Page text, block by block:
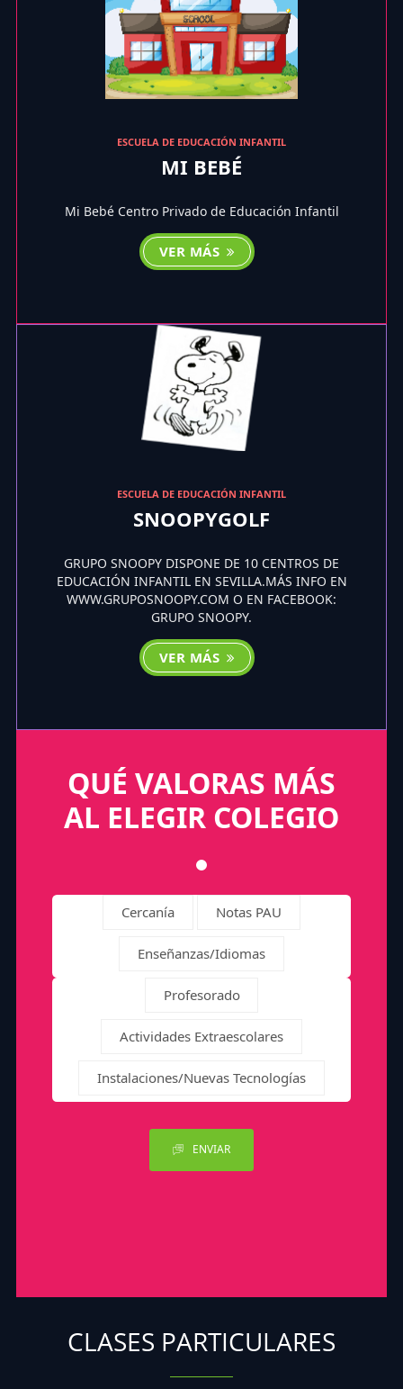
ESCUELA DE EDUCACIÓN INFANTIL
MI BEBÉ
Mi Bebé Centro Privado de Educación Infantil
VER MÁS
ESCUELA DE EDUCACIÓN INFANTIL
SNOOPYGOLF
GRUPO SNOOPY DISPONE DE 10 CENTROS DE
EDUCACIÓN INFANTIL EN SEVILLA.MÁS INFO EN
WWW.GRUPOSNOOPY.COM O EN FACEBOOK:
GRUPO SNOOPY.
VER MÁS
QUÉ VALORAS MÁS
AL ELEGIR COLEGIO
Cercanía Notas PAU
Enseñanzas/Idiomas
Profesorado
Actividades Extraescolares
Instalaciones/Nuevas Tecnologías
ENVIAR
CLASES PARTICULARES